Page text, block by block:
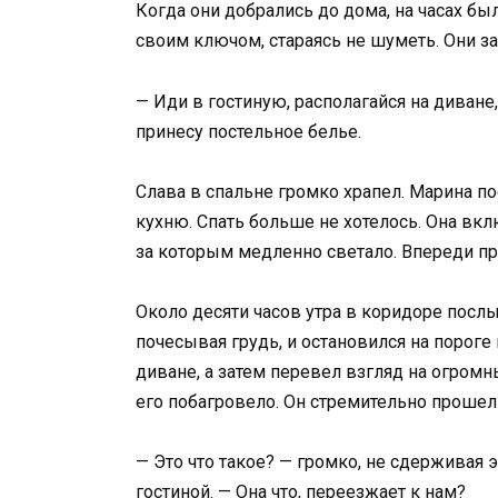
Когда они добрались до дома, на часах
своим ключом, стараясь не шуметь. Они
— Иди в гостиную, располагайся на
принесу постельное белье.
Слава в спальне громко храпел. Марина
кухню. Спать больше не хотелось. Она
за которым медленно светало. Впереди
Около десяти часов утра в коридоре
почесывая грудь, и остановился на
диване, а затем перевел взгляд на
его побагровело. Он стремительно
— Это что такое? — громко, не сдерживая
гостиной. — Она что, переезжает к нам?